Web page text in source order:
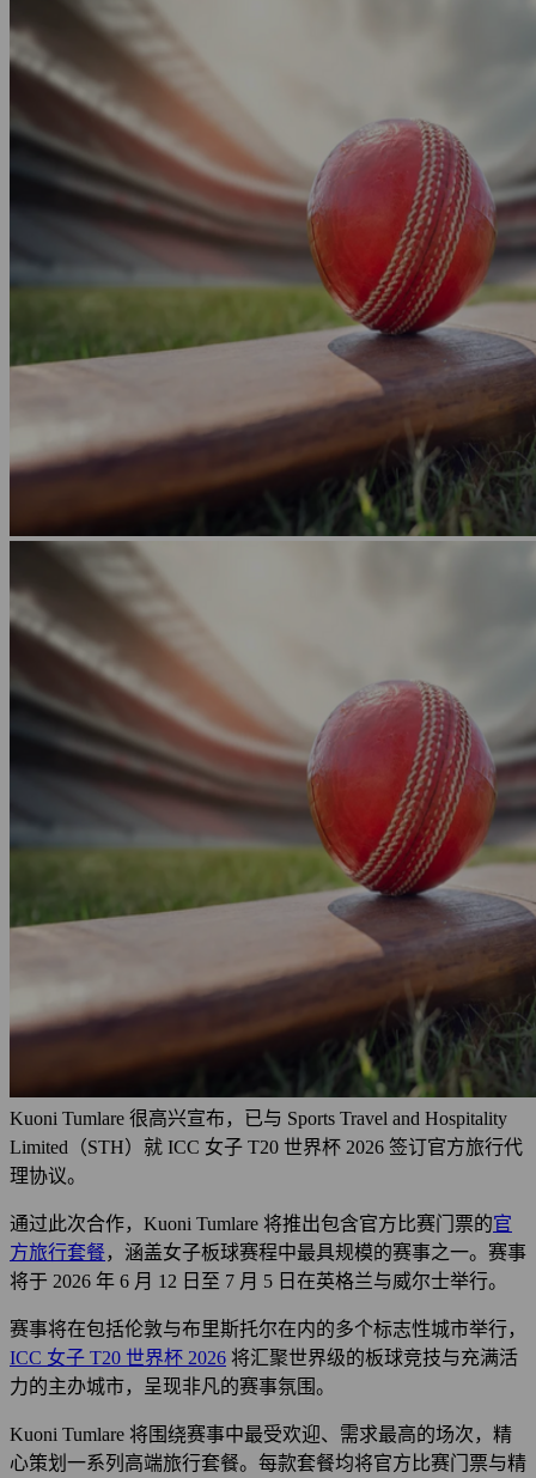
Kuoni Tumlare 很高兴宣布，已与 Sports Travel and Hospitality
Limited（STH）就 ICC 女子 T20 世界杯 2026 签订官方旅行代
理协议。
通过此次合作，Kuoni Tumlare 将推出包含官方比赛门票的官
方旅行套餐，涵盖女子板球赛程中最具规模的赛事之一。赛事
将于 2026 年 6 月 12 日至 7 月 5 日在英格兰与威尔士举行。
赛事将在包括伦敦与布里斯托尔在内的多个标志性城市举行，
ICC 女子 T20 世界杯 2026 将汇聚世界级的板球竞技与充满活
力的主办城市，呈现非凡的赛事氛围。
Kuoni Tumlare 将围绕赛事中最受欢迎、需求最高的场次，精
心策划一系列高端旅行套餐。每款套餐均将官方比赛门票与精